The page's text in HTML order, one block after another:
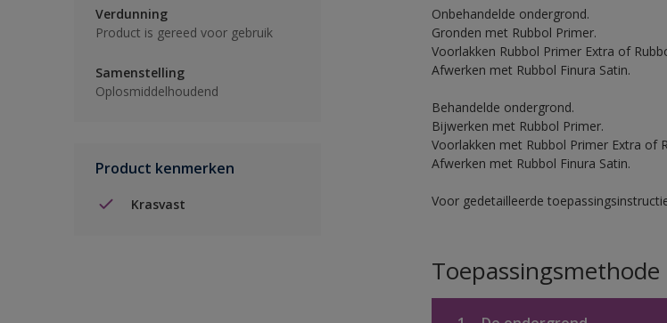
Verdunning
Product is gereed voor gebruik
Samenstelling
Oplosmiddelhoudend
Product kenmerken
Krasvast
Onbehandelde ondergrond.
Gronden met Rubbol Primer.
Voorlakken Rubbol Primer Extra of
Afwerken met Rubbol Finura Satin.
Behandelde ondergrond.
Bijwerken met Rubbol Primer.
Voorlakken met Rubbol Primer Extra of
Afwerken met Rubbol Finura Satin.
Voor gedetailleerde
Toepassingsmethode